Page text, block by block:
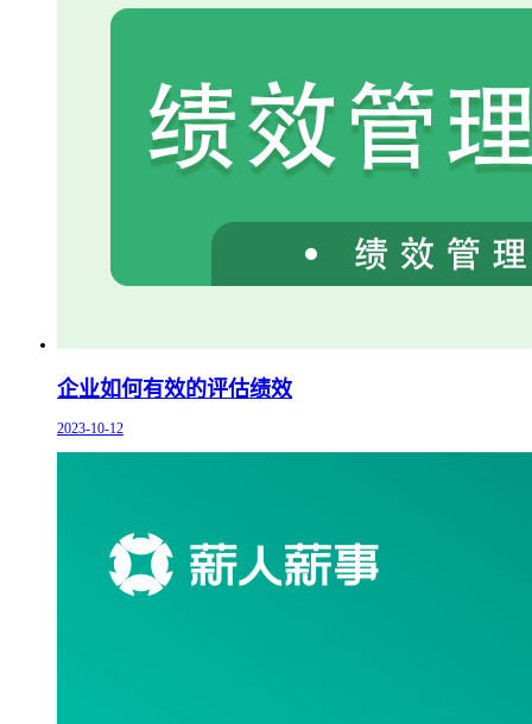
企业如何有效的评估绩效
2023-10-12